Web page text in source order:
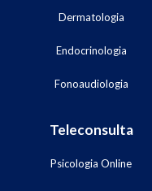
Dermatologia
Endocrinologia
Fonoaudiologia
Teleconsulta
Psicologia Online